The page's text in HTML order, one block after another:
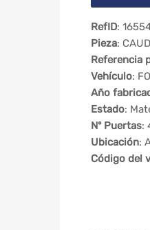
RefID:
Pieza:
Referencia
Vehículo:
Año
Estado:
Nº Puertas:
Ubicación:
Código del